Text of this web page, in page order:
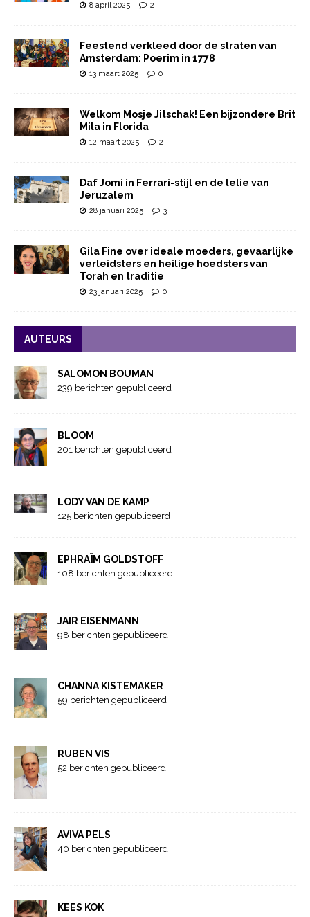
8 april 2025 2
Feestend verkleed door de straten van
Amsterdam: Poerim in 1778
13 maart 2025 0
Welkom Mosje Jitschak! Een bijzondere Brit
Mila in Florida
12 maart 2025 2
Daf Jomi in Ferrari-stijl en de lelie van
Jeruzalem
28 januari 2025 3
Gila Fine over ideale moeders, gevaarlijke
verleidsters en heilige hoedsters van
Torah en traditie
23 januari 2025 0
AUTEURS
SALOMON BOUMAN
239 berichten gepubliceerd
BLOOM
201 berichten gepubliceerd
LODY VAN DE KAMP
125 berichten gepubliceerd
EPHRAÏM GOLDSTOFF
108 berichten gepubliceerd
JAIR EISENMANN
98 berichten gepubliceerd
CHANNA KISTEMAKER
59 berichten gepubliceerd
RUBEN VIS
52 berichten gepubliceerd
AVIVA PELS
40 berichten gepubliceerd
KEES KOK